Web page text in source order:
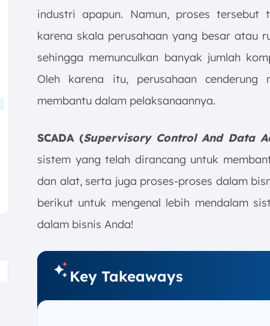
industri apapun. Namun, proses tersebut
karena skala perusahaan yang besar atau
sehingga memunculkan banyak jumlah
Oleh karena itu, perusahaan cenderung
membantu dalam pelaksanaannya.
SCADA (Supervisory Control And Data
sistem yang telah dirancang untuk
dan alat, serta juga proses-proses dalam
berikut untuk mengenal lebih mendalam
dalam bisnis Anda!
Key Takeaways